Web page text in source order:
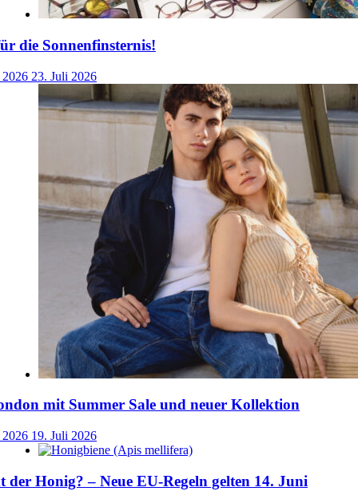
die Sonnenfinsternis!
23. Juli 2026
mit Summer Sale und neuer Kollektion
19. Juli 2026
der Honig? – Neue EU-Regeln gelten 14. Juni